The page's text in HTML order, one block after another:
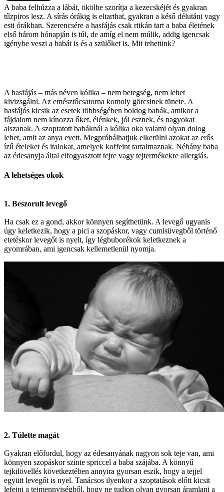
A baba felhúzza a lábát, ökölbe szorítja a kezecskéjét és gyakran
tűzpiros lesz. A sírás órákig is eltarthat, gyakran a késő délutáni vagy
esti órákban. Szerencsére a hasfájás csak ritkán tart a baba életének
első három hónapján is túl, de amíg el nem múlik, addig igencsak
igénybe veszi a babát is és a szülőket is. Mit tehetünk?
A hasfájás – más néven kólika – nem betegség, nem lehet
kivizsgálni. Az emésztőcsatorna komoly görcsinek tünete. A
hasfájós kicsik az esetek többségében boldog babák, amikor a
fájdalom nem kínozza őket, élénkek, jól esznek, és nagyokat
alszanak. A szoptatott babáknál a kólika oka valami olyan dolog
lehet, amit az anya evett. Megpróbálhatjuk elkerülni azokat az erős
ízű ételeket és italokat, amelyek koffeint tartalmaznak. Néhány baba
az édesanyja által elfogyasztott tejre vagy tejtermékekre allergiás.
A lehetséges okok
1. Beszorult levegő
Ha csak ez a gond, akkor könnyen segíthetünk. A levegő ugyanis
úgy keletkezik, hogy a pici a szopáskor, vagy cumisüvegből történő
etetéskor levegőt is nyelt, így légbuborékok keletkeznek a
gyomrában, ami igencsak kellemetlenül nyomja.
2. Túlette magát
Gyakran előfordul, hogy az édesanyának nagyon sok teje van, ami
könnyen szopáskor szinte spriccel a baba szájába. A könnyű
tejkilövellés következtében annyira gyorsan eszik, hogy a tejjel
együtt levegőt is nyel. Tanácsos ilyenkor a szoptatások előtt kicsit
lefejni a tejmennyiségből, hogy ne tudjon olyan gyorsan áramlani a